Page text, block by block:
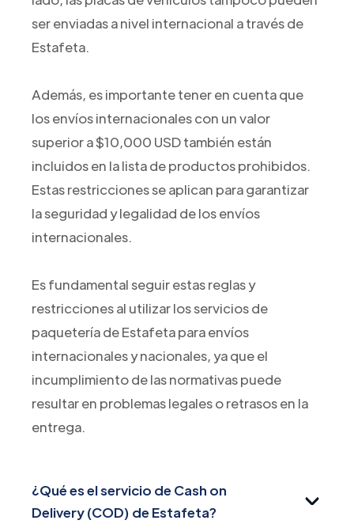
ser enviadas a nivel internacional a través de
Estafeta.
Además, es importante tener en cuenta que
los envíos internacionales con un valor
superior a $10,000 USD también están
incluidos en la lista de productos prohibidos.
Estas restricciones se aplican para garantizar
la seguridad y legalidad de los envíos
internacionales.
Es fundamental seguir estas reglas y
restricciones al utilizar los servicios de
paquetería de Estafeta para envíos
internacionales y nacionales, ya que el
incumplimiento de las normativas puede
resultar en problemas legales o retrasos en la
entrega.
¿Qué es el servicio de Cash on
Delivery (COD) de Estafeta?